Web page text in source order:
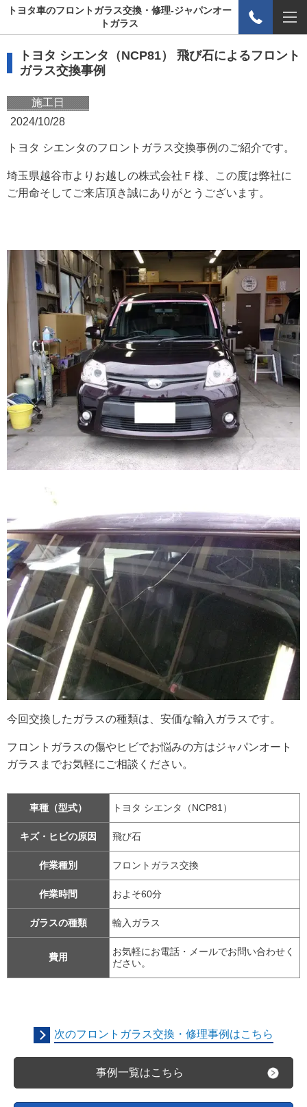
トヨタ車のフロントガラス交換・修理-ジャパンオー
トガラス
トヨタ シエンタ（NCP81） 飛び石によるフロント
ガラス交換事例
施工日
2024/10/28
トヨタ シエンタのフロントガラス交換事例のご紹介です。
埼玉県越谷市よりお越しの株式会社Ｆ様、この度は弊社に
ご用命そしてご来店頂き誠にありがとうございます。
今回交換したガラスの種類は、安価な輸入ガラスです。
フロントガラスの傷やヒビでお悩みの方はジャパンオート
ガラスまでお気軽にご相談ください。
車種（型式） トヨタ シエンタ（NCP81）
キズ・ヒビの原因 飛び石
作業種別 フロントガラス交換
作業時間 およそ60分
ガラスの種類 輸入ガラス
費用
お気軽にお電話・メールでお問い合わせく
ださい。
次のフロントガラス交換・修理事例はこちら
事例一覧はこちら